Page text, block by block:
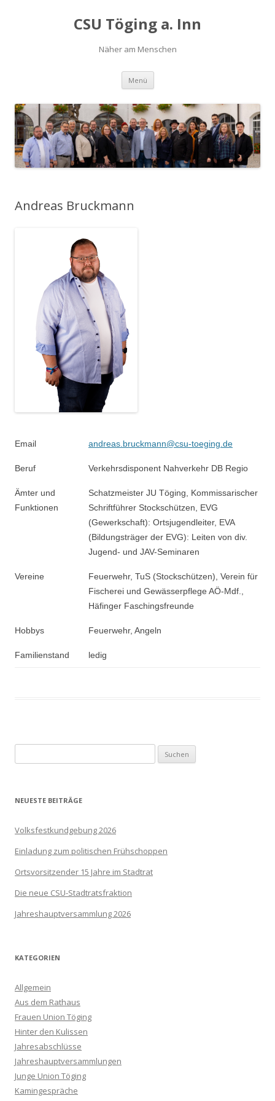
CSU Töging a. Inn
Näher am Menschen
Menü Springe
Inhalt
Andreas Bruckmann
Email andreas.bruckmann@csu-toeging.de
Beruf Verkehrsdisponent Nahverkehr DB Regio
Ämter und
Funktionen
Schatzmeister JU Töging, Kommissarischer
Schriftführer Stockschützen, EVG
(Gewerkschaft): Ortsjugendleiter, EVA
(Bildungsträger der EVG): Leiten von div.
Jugend- und JAV-Seminaren
Vereine
Feuerwehr, TuS (Stockschützen), Verein für
Fischerei und Gewässerpflege AÖ-Mdf.,
Häfinger Faschingsfreunde
Hobbys Feuerwehr, Angeln
Familienstand ledig
nach:
NEUESTE BEITRÄGE
Volksfestkundgebung 2026
Einladung zum politischen Frühschoppen
Ortsvorsitzender 15 Jahre im Stadtrat
Die neue CSU-Stadtratsfraktion
Jahreshauptversammlung 2026
KATEGORIEN
Allgemein
Aus dem Rathaus
Frauen Union Töging
Hinter den Kulissen
Jahresabschlüsse
Jahreshauptversammlungen
Junge Union Töging
Kamingespräche